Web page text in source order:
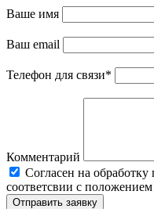
Ваше имя
Ваш email
Телефон для связи*
Комментарий
Cогласен на
соответсвии с
Отправить заявку